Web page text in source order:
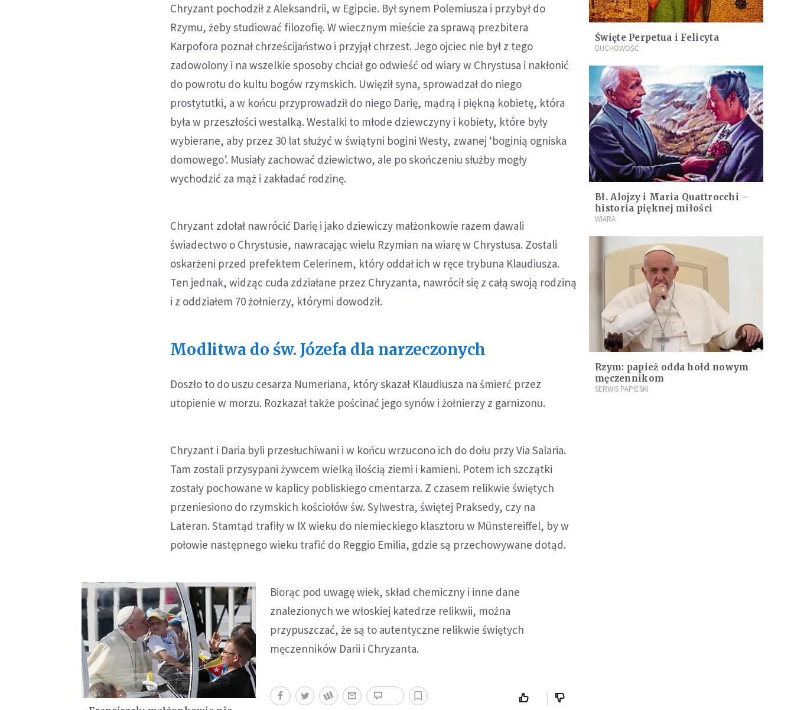
Chryzant pochodził z Aleksandrii, w Egipcie. Był synem Polemiusza i przybył do
Rzymu, żeby studiować filozofię. W wiecznym mieście za sprawą prezbitera
Karpofora poznał chrześcijaństwo i przyjął chrzest. Jego ojciec nie był z tego
zadowolony i na wszelkie sposoby chciał go odwieść od wiary w Chrystusa i nakłonić
do powrotu do kultu bogów rzymskich. Uwięził syna, sprowadzał do niego
prostytutki, a w końcu przyprowadził do niego Darię, mądrą i piękną kobietę, która
była w przeszłości westalką. Westalki to młode dziewczyny i kobiety, które były
wybierane, aby przez 30 lat służyć w świątyni bogini Westy, zwanej ‘boginią ogniska
domowego’. Musiały zachować dziewictwo, ale po skończeniu służby mogły
wychodzić za mąż i zakładać rodzinę.
Chryzant zdołał nawrócić Darię i jako dziewiczy małżonkowie razem dawali
świadectwo o Chrystusie, nawracając wielu Rzymian na wiarę w Chrystusa. Zostali
oskarżeni przed prefektem Celerinem, który oddał ich w ręce trybuna Klaudiusza.
Ten jednak, widząc cuda zdziałane przez Chryzanta, nawrócił się z całą swoją rodziną
i z oddziałem 70 żołnierzy, którymi dowodził.
Modlitwa do św. Józefa dla narzeczonych
Doszło to do uszu cesarza Numeriana, który skazał Klaudiusza na śmierć przez
utopienie w morzu. Rozkazał także pościnać jego synów i żołnierzy z garnizonu.
Chryzant i Daria byli przesłuchiwani i w końcu wrzucono ich do dołu przy Via Salaria.
Tam zostali przysypani żywcem wielką ilością ziemi i kamieni. Potem ich szczątki
zostały pochowane w kaplicy pobliskiego cmentarza. Z czasem relikwie świętych
przeniesiono do rzymskich kościołów św. Sylwestra, świętej Praksedy, czy na
Lateran. Stamtąd trafiły w IX wieku do niemieckiego klasztoru w Münstereiffel, by w
połowie następnego wieku trafić do Reggio Emilia, gdzie są przechowywane dotąd.
Biorąc pod uwagę wiek, skład chemiczny i inne dane
znalezionych we włoskiej katedrze relikwii, można
przypuszczać, że są to autentyczne relikwie świętych
męczenników Darii i Chryzanta.
Święte Perpetua i Felicyta
DUCHOWOŚĆ
Bł. Alojzy i Maria Quattrocchi –
historia pięknej miłości
WIARA
Rzym: papież odda hołd nowym
męczennikom
SERWIS PAPIESKI